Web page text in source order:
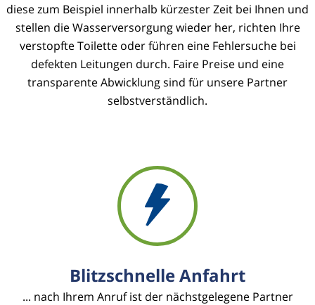
diese zum Beispiel innerhalb kürzester Zeit bei Ihnen und
stellen die Wasserversorgung wieder her, richten Ihre
verstopfte Toilette oder führen eine Fehlersuche bei
defekten Leitungen durch. Faire Preise und eine
transparente Abwicklung sind für unsere Partner
selbstverständlich.
Blitzschnelle Anfahrt
... nach Ihrem Anruf ist der nächstgelegene Partner